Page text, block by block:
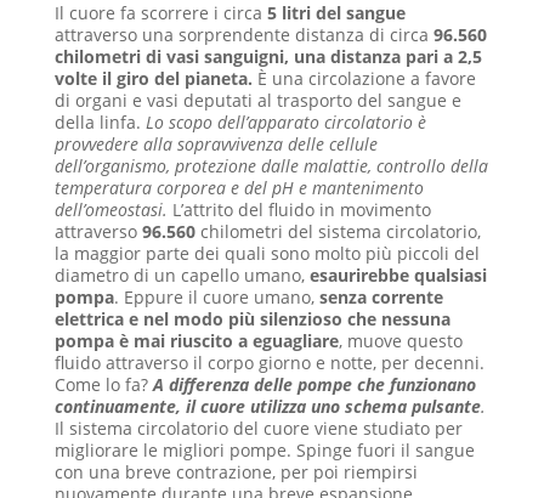
Il cuore fa scorrere i circa 5 litri del sangue
attraverso una sorprendente distanza di circa 96.560
chilometri di vasi sanguigni, una distanza pari a 2,5
volte il giro del pianeta. È una circolazione a favore
di organi e vasi deputati al trasporto del sangue e
della linfa. Lo scopo dell’apparato circolatorio è
provvedere alla sopravvivenza delle cellule
dell’organismo, protezione dalle malattie, controllo della
temperatura corporea e del pH e mantenimento
dell’omeostasi. L’attrito del fluido in movimento
attraverso 96.560chilometri del sistema circolatorio,
la maggior parte dei quali sono molto più piccoli del
diametro di un capello umano, esaurirebbe qualsiasi
pompa. Eppure il cuore umano, senza corrente
elettrica e nel modo più silenzioso che nessuna
pompa è mai riuscito a eguagliare, muove questo
fluido attraverso il corpo giorno e notte, per decenni.
Come lo fa? A differenza delle pompe che funzionano
continuamente, il cuore utilizza uno schema pulsante.
Il sistema circolatorio del cuore viene studiato per
migliorare le migliori pompe. Spinge fuori il sangue
con una breve contrazione, per poi riempirsi